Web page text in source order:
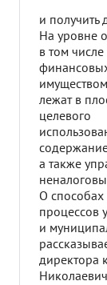
и
На уровне
в том числе
имуществом
лежат в
целевого
а также
О
процессов
и
директора